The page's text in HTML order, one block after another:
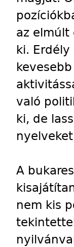
az elmúlt
ki.
való
ki, de
A
nem kis